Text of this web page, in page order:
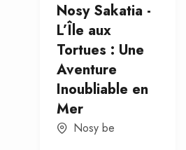
Nosy Sakatia -
L’Île aux
Tortues : Une
Aventure
Inoubliable en
Mer
Nosy be